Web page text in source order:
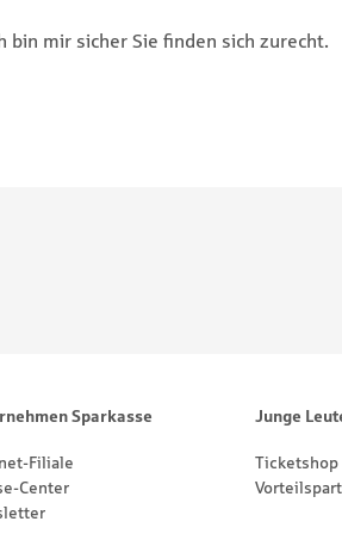
bin mir sicher Sie finden sich zurecht.
Sparkasse
Filiale
Center
Junge
Ticketshop